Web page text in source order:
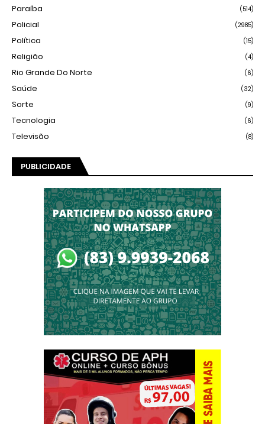
Paraíba (514)
Policial (2985)
Política (15)
Religião (4)
Rio Grande Do Norte (6)
Saúde (32)
Sorte (9)
Tecnologia (6)
Televisão (8)
PUBLICIDADE